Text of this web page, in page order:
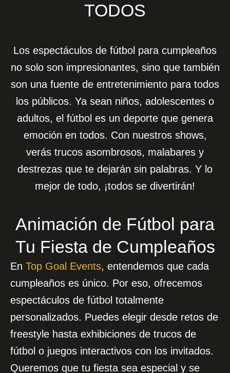
TODOS
Los espectáculos de fútbol para cumpleaños
no solo son impresionantes, sino que también
son una fuente de entretenimiento para todos
los públicos. Ya sean niños, adolescentes o
adultos, el fútbol es un deporte que genera
emoción en todos. Con nuestros shows,
verás trucos asombrosos, malabares y
destrezas que te dejarán sin palabras. Y lo
mejor de todo, ¡todos se divertirán!
Animación de Fútbol para
Tu Fiesta de Cumpleaños
En Top Goal Events, entendemos que cada
cumpleaños es único. Por eso, ofrecemos
espectáculos de fútbol totalmente
personalizados. Puedes elegir desde retos de
freestyle hasta exhibiciones de trucos de
fútbol o juegos interactivos con los invitados.
Queremos que tu fiesta sea especial y se